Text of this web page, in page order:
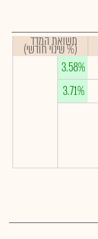
תשואת המדד
(% שינוי חודשי)
3.58%
3.71%